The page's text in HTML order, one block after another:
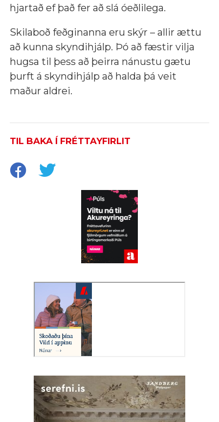
hjartað ef það fer að slá óeðlilega.
Skilaboð feðginanna eru skýr – allir ættu
að kunna skyndihjálp. Þó að fæstir vilja
hugsa til þess að þeirra nánustu gætu
þurft á skyndihjálp að halda þá veit
maður aldrei.
TIL BAKA Í FRÉTTAYFIRLIT